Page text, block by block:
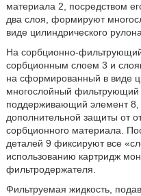
материала 2, посредством
два слоя, формируют
виде цилиндрического рулона.
На сорбционно-
сорбционным слоем 3 и
на сформированный в виде
многослойный
поддерживающий элемент
дополнительной защиты от
сорбционного материала.
деталей 9 фиксируют все
использованию картридж
фильтродержателя.
Фильтруемая жидкость,